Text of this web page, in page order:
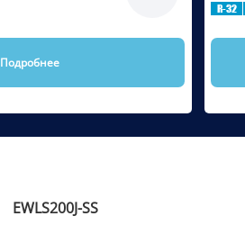
Подробнее
R-32
EWLS200J-SS